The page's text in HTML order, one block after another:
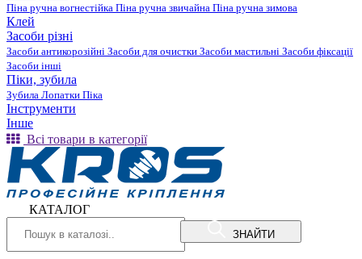
Піна ручна вогнестійка Піна ручна звичайна Піна ручна зимова
Клей
Засоби різні
Засоби антикорозійні Засоби для очистки Засоби мастильні Засоби фіксації
Засоби інші
Піки, зубила
Зубила Лопатки Піка
Інструменти
Інше
Всі товари в категорії
КАТАЛОГ
ЗНАЙТИ